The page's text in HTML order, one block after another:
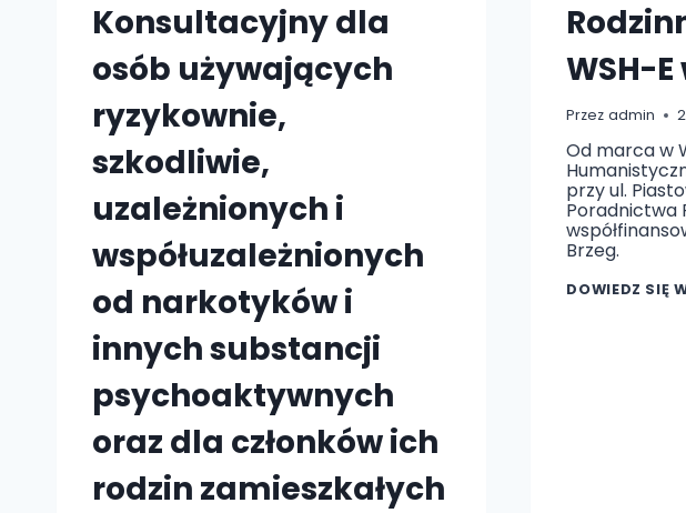
Konsultacyjny dla
osób używających
ryzykownie,
szkodliwie,
uzależnionych i
współuzależnionych
od narkotyków i
innych substancji
psychoaktywnych
oraz dla członków ich
rodzin zamieszkałych
WSH-
Przez admin
Od marca w
przy ul.
Poradnictwa
Brzeg.
DOWIEDZ SIĘ